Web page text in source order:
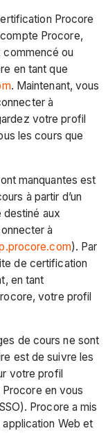
Procore
Procore,
ou
en tant que
. Maintenant, vous
à
votre profil
les cours que
manquantes est
à partir d’un
destiné aux
à
). Par
de certification
en tant
votre profil
de cours ne sont
est de suivre les
votre profil
en vous
Procore a mis
Web et